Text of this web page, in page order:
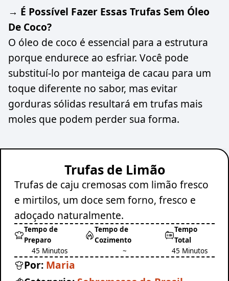
→ É Possível Fazer Essas Trufas Sem Óleo
De Coco?
O óleo de coco é essencial para a estrutura
porque endurece ao esfriar. Você pode
substituí-lo por manteiga de cacau para um
toque diferente no sabor, mas evitar
gorduras sólidas resultará em trufas mais
moles que podem perder sua forma.
Trufas de Limão
Trufas de caju cremosas com limão fresco
e mirtilos, um doce sem forno, fresco e
adoçado naturalmente.
Tempo de
Preparo
45 Minutos
Tempo de
Cozimento
~
Tempo
Total
45 Minutos
Por: Maria